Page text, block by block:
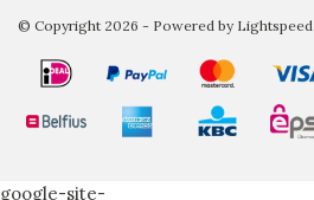
© Copyright 2026 - Powered by Lightspeed
google-site-